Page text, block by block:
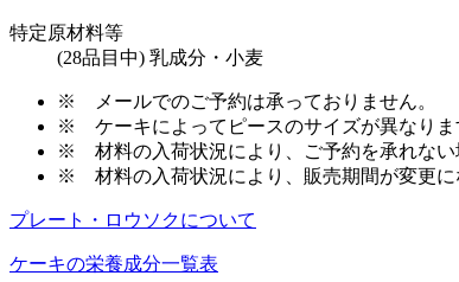
特定原材料等
(28品目中) 乳成分・小麦
※
メールでのご予約は承っておりません。
※ ケーキによってピースのサイズが異なりま
※ 材料の入荷状況により、ご予約を承れない
※ 材料の入荷状況により、販売期間が変更に
プレート・ロウソクについて
ケーキの栄養成分一覧表